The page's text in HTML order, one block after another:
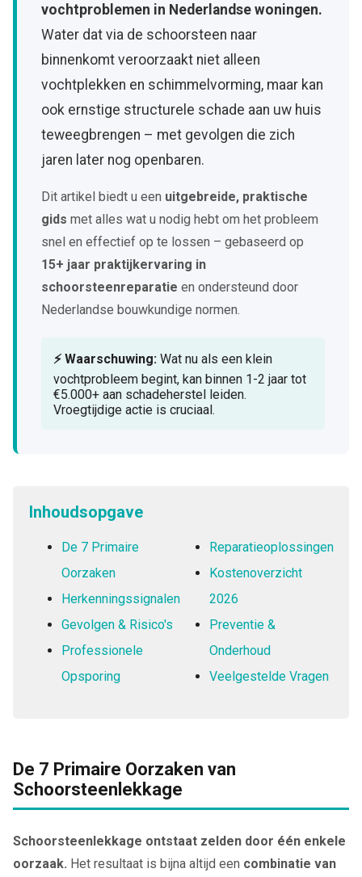
vochtproblemen in Nederlandse woningen.
Water dat via de schoorsteen naar
binnenkomt veroorzaakt niet alleen
vochtplekken en schimmelvorming, maar kan
ook ernstige structurele schade aan uw huis
teweegbrengen – met gevolgen die zich
jaren later nog openbaren.
Dit artikel biedt u een uitgebreide, praktische
gids met alles wat u nodig hebt om het probleem
snel en effectief op te lossen – gebaseerd op
15+ jaar praktijkervaring in
schoorsteenreparatie en ondersteund door
Nederlandse bouwkundige normen.
⚡ Waarschuwing: Wat nu als een klein
vochtprobleem begint, kan binnen 1-2 jaar tot
€5.000+ aan schadeherstel leiden.
Vroegtijdige actie is cruciaal.
Inhoudsopgave
De 7 Primaire
Oorzaken
Herkenningssignalen
Gevolgen & Risico's
Professionele
Opsporing
Reparatieoplossingen
Kostenoverzicht
2026
Preventie &
Onderhoud
Veelgestelde Vragen
De 7 Primaire Oorzaken van
Schoorsteenlekkage
Schoorsteenlekkage ontstaat zelden door één enkele
oorzaak. Het resultaat is bijna altijd een combinatie van